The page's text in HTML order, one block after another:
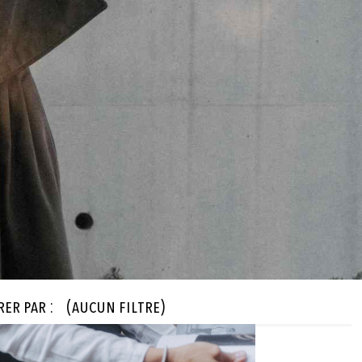
par : (aucun filtre)
Créateur
(aucun filtre)